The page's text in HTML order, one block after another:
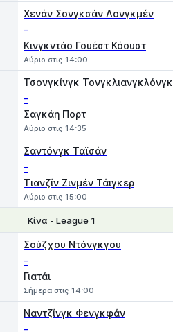
Χενάν Σονγκσάν Λονγκμέν
-
Κινγκντάο Γουέστ Κόουστ
Αύριο στις 14:00
Τσονγκίνγκ Τονγκλιανγκλόνγκ
-
Σαγκάη Πορτ
Αύριο στις 14:35
Σαντόνγκ Ταϊσάν
-
Τιανζίν Ζινμέν Τάιγκερ
Αύριο στις 15:00
Κίνα - League 1
Σούζχου Ντόνγκγου
-
Γιατάι
Σήμερα στις 14:00
Ναντζίνγκ Φενγκφάν
-